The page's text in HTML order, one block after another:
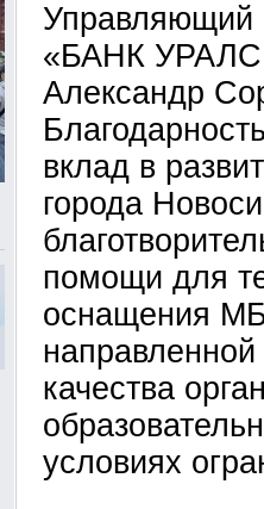
«БАНК
Александр
вклад в
города
помощи для
оснащения
качества
условиях